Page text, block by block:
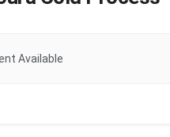
Available